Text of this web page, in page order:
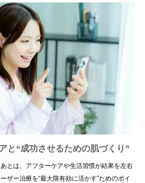
と“成功させるための肌づくり”
とは、アフターケアや生活習慣が結果を左右
ザー治療を“最大限有効に活かす”ためのポイ